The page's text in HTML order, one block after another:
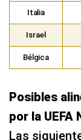
Posibles
por la UEFA
Las
el once
Francia del